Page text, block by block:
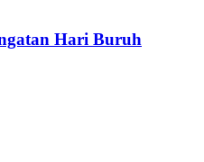
Hari Buruh